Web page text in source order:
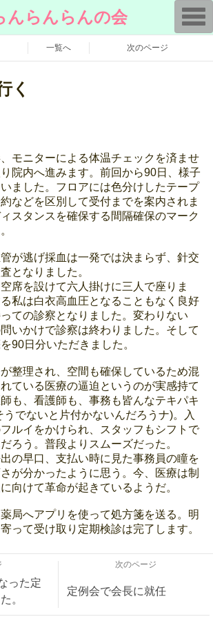
んらんらんの会
一覧へ 次のページ
く
モニターによる体温チェックを済ませ
院内へ進みます。前回から90日、様子
ました。フロアには色分けしたテープ
などを区別して受付までを案内されま
スタンスを確保する間隔確保のマーク
が逃げ採血は一発では決まらず、針交
となりました。
席を設けて六人掛けに三人で座りま
私は白衣高血圧となることもなく良好
ての診察となりました。変わりない
いかけで診察は終わりました。そして
90日分いただきました。
整理され、空間も確保しているため混
ている医療の逼迫というのが実感持て
も、看護師も、事務も皆んなテキパキ
うでないと片付かないんだろうナ)。入
ルイをかけられ、スタッフもシフトで
ろう。普段よりスムーズだった。
の早口、支払い時に見た事務員の瞳を
が分かったように思う。今、医療は制
向けて革命が起きているようだ。
局へアプリを使って処方箋を送る。明
って受け取り定期検診は完了します。
った定
。
次のページ
定例会で会長に就任
T
o
g
e
o
n